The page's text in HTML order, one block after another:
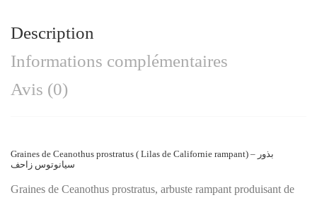
Description
Informations complémentaires
Avis (0)
Graines de Ceanothus prostratus ( Lilas de Californie rampant) – بذور
سيانوتوس زاحف
Graines de Ceanothus prostratus, arbuste rampant produisant de